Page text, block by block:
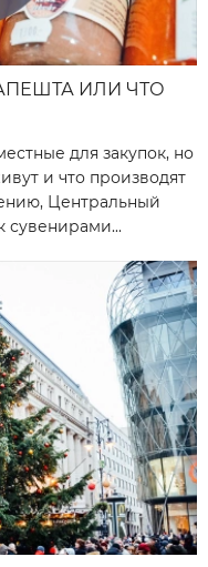
ИЛИ ЧТО
для закупок, но
и что производят
Центральный
сувенирами...